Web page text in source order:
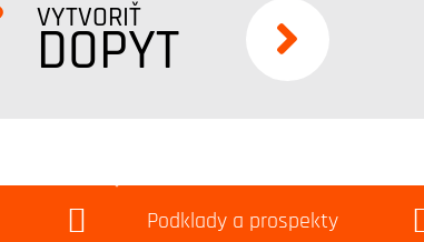
VYTVORIŤ
DOPYT
Podklady a prospekty